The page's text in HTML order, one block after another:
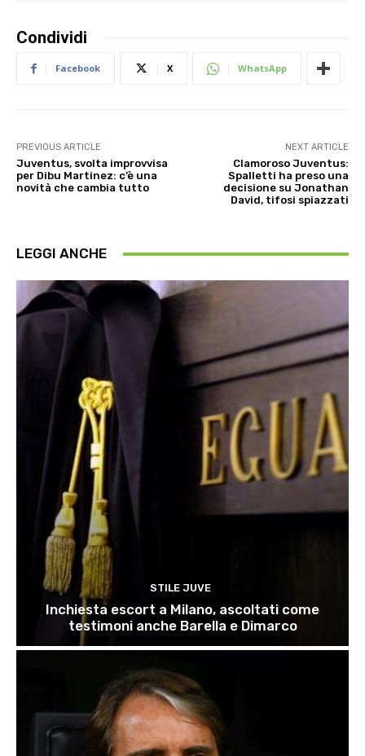
Condividi
Facebook X WhatsApp
PREVIOUS ARTICLE
Juventus, svolta improvvisa
per Dibu Martinez: c’è una
novità che cambia tutto
NEXT ARTICLE
Clamoroso Juventus:
Spalletti ha preso una
decisione su Jonathan
David, tifosi spiazzati
LEGGI ANCHE
STILE JUVE
Inchiesta escort a Milano, ascoltati come
testimoni anche Barella e Dimarco